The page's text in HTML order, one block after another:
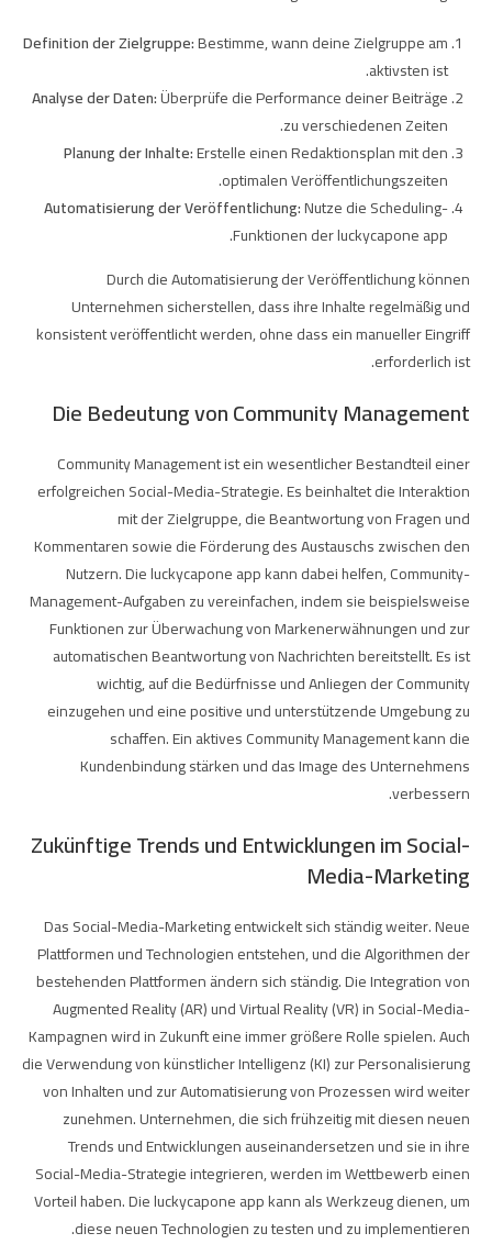
Definition der Zielgruppe:Bestimme, wann deine Zielgruppe am
aktivsten ist.
Analyse der Daten:Überprüfe die Performance deiner Beiträge
zu verschiedenen Zeiten.
Planung der Inhalte:Erstelle einen Redaktionsplan mit den
optimalen Veröffentlichungszeiten.
Automatisierung der Veröffentlichung:Nutze die Scheduling-
Funktionen derluckycapone app
.
Durch die Automatisierung der Veröffentlichung können
Unternehmen sicherstellen, dass ihre Inhalte regelmäßig und
konsistent veröffentlicht werden, ohne dass ein manueller Eingriff
erforderlich ist.
Die Bedeutung von Community Management
Community Management ist ein wesentlicher Bestandteil einer
erfolgreichen Social-Media-Strategie. Es beinhaltet die Interaktion
mit der Zielgruppe, die Beantwortung von Fragen und
Kommentaren sowie die Förderung des Austauschs zwischen den
Nutzern. Dieluckycapone appkann dabei helfen, Community-
Management-Aufgaben zu vereinfachen, indem sie beispielsweise
Funktionen zur Überwachung von Markenerwähnungen und zur
automatischen Beantwortung von Nachrichten bereitstellt. Es ist
wichtig, auf die Bedürfnisse und Anliegen der Community
einzugehen und eine positive und unterstützende Umgebung zu
schaffen. Ein aktives Community Management kann die
Kundenbindung stärken und das Image des Unternehmens
verbessern.
Zukünftige Trends und Entwicklungen im Social-
Media-Marketing
Das Social-Media-Marketing entwickelt sich ständig weiter. Neue
Plattformen und Technologien entstehen, und die Algorithmen der
bestehenden Plattformen ändern sich ständig. Die Integration von
Augmented Reality (AR) und Virtual Reality (VR) in Social-Media-
Kampagnen wird in Zukunft eine immer größere Rolle spielen. Auch
die Verwendung von künstlicher Intelligenz (KI) zur Personalisierung
von Inhalten und zur Automatisierung von Prozessen wird weiter
zunehmen. Unternehmen, die sich frühzeitig mit diesen neuen
Trends und Entwicklungen auseinandersetzen und sie in ihre
Social-Media-Strategie integrieren, werden im Wettbewerb einen
Vorteil haben. Dieluckycapone appkann als Werkzeug dienen, um
diese neuen Technologien zu testen und zu implementieren.